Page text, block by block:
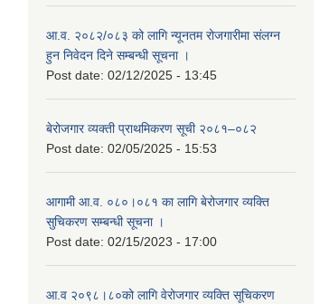
आ.व. २०८२/०८३ को लागि न्यूनतम रोजगारीमा संलग्न
हुन निवेदन दिने सम्बन्धी सूचना ।
Post date: 02/12/2025 - 13:45
बेरोजगार व्यक्ती प्राथमिकरण सूची २०८१–०८२
Post date: 02/05/2025 - 15:53
आगामी आ.व. ०८०।०८१ का लागि बेरोजगार व्यक्ति
सुचिकरण सम्बन्धी सूचना ।
Post date: 02/15/2023 - 17:00
आ.व २०९८।८०को लागि वेरोजगार व्यक्ति सूचिकरण